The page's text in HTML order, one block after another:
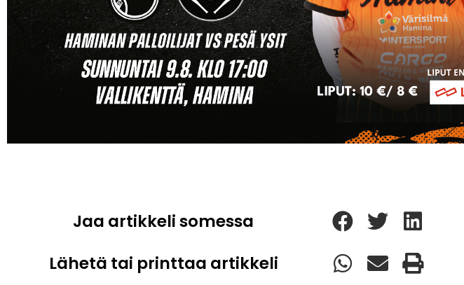
Jaa artikkeli somessa
Lähetä tai printtaa artikkeli